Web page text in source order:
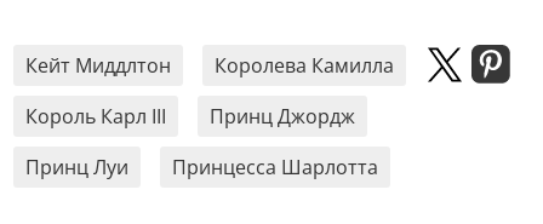
Кейт Миддлтон
Королева Камилла
Король Карл III
Принц Джордж
Принц Луи
Принцесса Шарлотта